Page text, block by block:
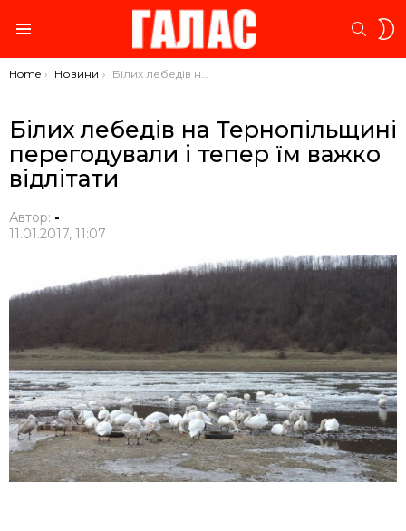
You are here:
Home Новини Білих лебедів на Тернопільщині перегодували і тепер їм важко відлітати
Білих лебедів на Тернопільщині
перегодували і тепер їм важко
відлітати
Автор: -
11.01.2017, 11:07